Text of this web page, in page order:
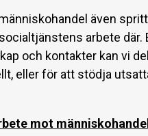
även
arbete där.
och kontakter kan vi
eller för att stödja
mot människohandel